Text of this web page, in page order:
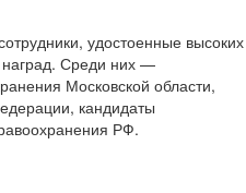
удостоенные высоких
наград. Среди них —
Московской области,
кандидаты
РФ.